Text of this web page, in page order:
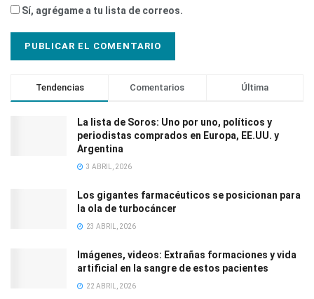
Sí, agrégame a tu lista de correos.
Tendencias Comentarios Última
La lista de Soros: Uno por uno, políticos y
periodistas comprados en Europa, EE.UU. y
Argentina
3 ABRIL, 2026
Los gigantes farmacéuticos se posicionan para
la ola de turbocáncer
23 ABRIL, 2026
Imágenes, videos: Extrañas formaciones y vida
artificial en la sangre de estos pacientes
22 ABRIL, 2026